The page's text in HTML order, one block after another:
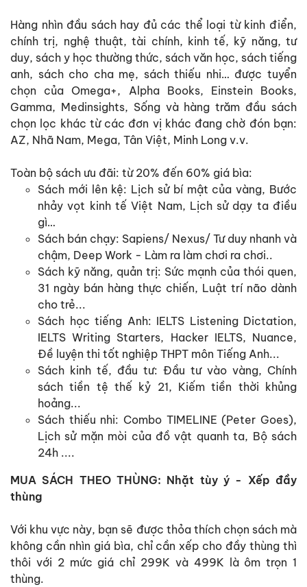
Hàng nhìn đầu sách hay đủ các thể loại từ kinh điển,
chính trị, nghệ thuật, tài chính, kinh tế, kỹ năng, tư
duy, sách y học thường thức, sách văn học, sách tiếng
anh, sách cho cha mẹ, sách thiếu nhi… được tuyển
chọn của Omega+, Alpha Books, Einstein Books,
Gamma, Medinsights, Sống và hàng trăm đầu sách
chọn lọc khác từ các đơn vị khác đang chờ đón bạn:
AZ, Nhã Nam, Mega, Tân Việt, Minh Long v.v.
Toàn bộ sách ưu đãi: từ 20% đến 60% giá bìa:
Sách mới lên kệ: Lịch sử bí mật của vàng, Bước
nhảy vọt kinh tế Việt Nam, Lịch sử dạy ta điều
gì…
Sách bán chạy: Sapiens/ Nexus/ Tư duy nhanh và
chậm, Deep Work - Làm ra làm chơi ra chơi..
Sách kỹ năng, quản trị: Sức mạnh của thói quen,
31 ngày bán hàng thực chiến, Luật trí não dành
cho trẻ...
Sách học tiếng Anh: IELTS Listening Dictation,
IELTS Writing Starters, Hacker IELTS, Nuance,
Đề luyện thi tốt nghiệp THPT môn Tiếng Anh...
Sách kinh tế, đầu tư: Đầu tư vào vàng, Chính
sách tiền tệ thế kỷ 21, Kiếm tiền thời khủng
hoảng...
Sách thiếu nhi: Combo TIMELINE (Peter Goes),
Lịch sử mặn mòi của đồ vật quanh ta, Bộ sách
24h ....
MUA SÁCH THEO THÙNG: Nhặt tùy ý - Xếp đầy
thùng
Với khu vực này, bạn sẽ được thỏa thích chọn sách mà
không cần nhìn giá bìa, chỉ cần xếp cho đầy thùng thì
thôi với 2 mức giá chỉ 299K và 499K là ôm trọn 1
thùng.